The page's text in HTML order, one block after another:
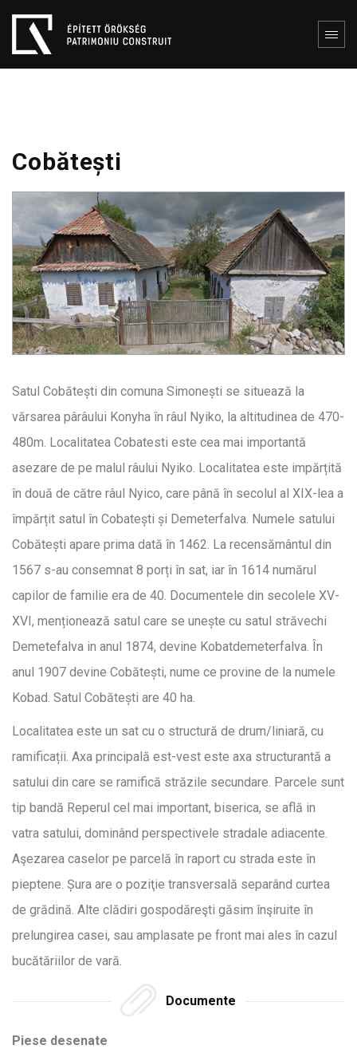
Cobătești
Satul Cobătești din comuna Simonești se situează la
vărsarea pârâului Konyha în râul Nyiko, la altitudinea de 470-
480m. Localitatea Cobatesti este cea mai importantă
asezare de pe malul râului Nyiko. Localitatea este impărțită
în două de către râul Nyico, care până în secolul al XIX-lea a
împărțit satul în Cobatești și Demeterfalva. Numele satului
Cobătești apare prima dată în 1462. La recensământul din
1567 s-au consemnat 8 porți în sat, iar în 1614 numărul
capilor de familie era de 40. Documentele din secolele XV-
XVI, menționează satul care se unește cu satul străvechi
Demetefalva in anul 1874, devine Kobatdemeterfalva. În
anul 1907 devine Cobătești, nume ce provine de la numele
Kobad. Satul Cobătești are 40 ha.
Localitatea este un sat cu o structură de drum/liniară, cu
ramificații. Axa principală est-vest este axa structurantă a
satului din care se ramifică străzile secundare. Parcele sunt
tip bandă Reperul cel mai important, biserica, se află in
vatra satului, dominând perspectivele stradale adiacente.
Aşezarea caselor pe parcelă în raport cu strada este în
pieptene. Șura are o poziţie transversală separând curtea
de grădină. Alte clădiri gospodăreşti găsim înşiruite în
prelungirea casei, sau amplasate pe front mai ales în cazul
bucătăriilor de vară.
Documente
Piese desenate